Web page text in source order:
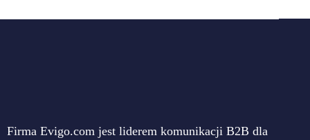
Firma Evigo.com jest liderem komunikacji B2B dla